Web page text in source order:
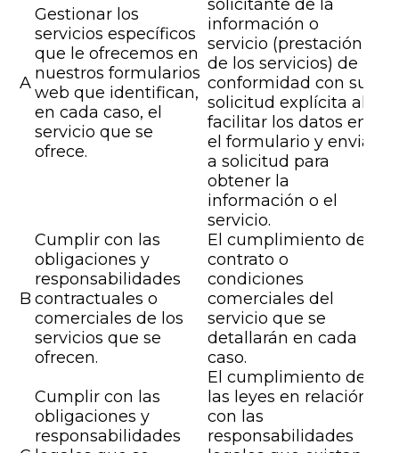
A
Gestionar los
servicios específicos
que le ofrecemos en
nuestros formularios
web que identifican,
en cada caso, el
servicio que se
ofrece.
solicitante de la
información o
servicio (prestación
de los servicios) de
conformidad con su
solicitud explícita al
facilitar los datos en
el formulario y enviar
a solicitud para
obtener la
información o el
servicio.
B
Cumplir con las
obligaciones y
responsabilidades
contractuales o
comerciales de los
servicios que se
ofrecen.
El cumplimiento del
contrato o
condiciones
comerciales del
servicio que se
detallarán en cada
caso.
Cumplir con las
obligaciones y
responsabilidades
El cumplimiento de
las leyes en relación
con las
responsabilidades